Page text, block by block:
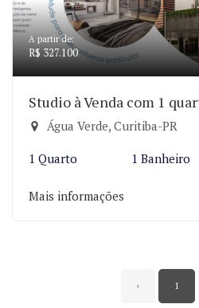
A partir de:
R$ 327.100
Studio à Venda com 1
Água Verde, Curitiba-PR
1 Quarto 1 Banheiro
Mais informações
‹ 1